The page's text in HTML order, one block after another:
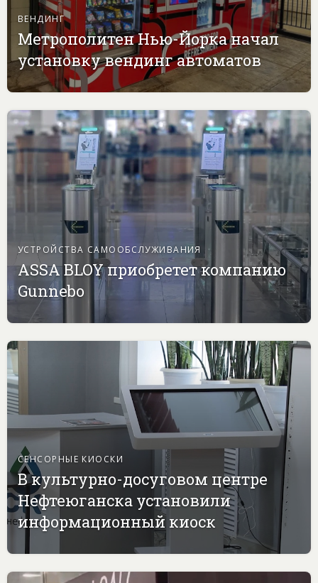
ВЕНДИНГ
Метрополитен Нью-Йорка начал
установку вендинг автоматов
УСТРОЙСТВА САМООБСЛУЖИВАНИЯ
ASSA BLOY приобретет компанию
Gunnebo
СЕНСОРНЫЕ КИОСКИ
В культурно-досуговом центре
Нефтеюганска установили
информационный киоск